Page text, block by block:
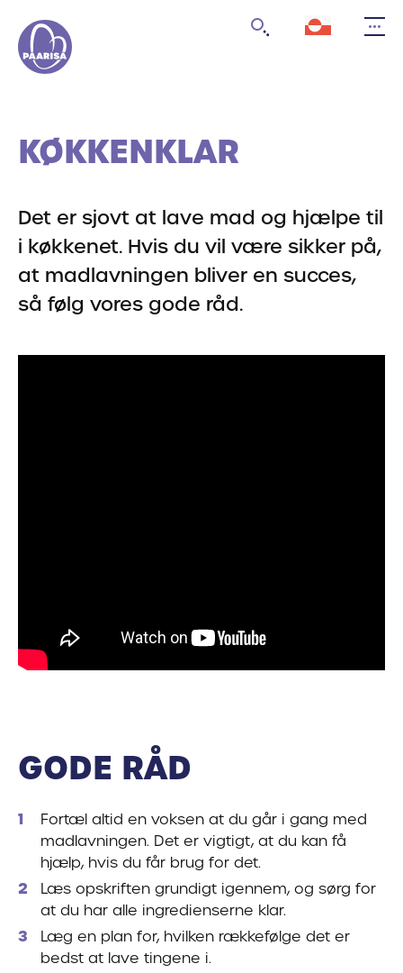
forsiden
KØKKENKLAR
Det er sjovt at lave mad og hjælpe til
i køkkenet. Hvis du vil være sikker på,
at madlavningen bliver en succes,
så følg vores gode råd.
GODE RÅD
Fortæl altid en voksen at du går i gang med
madlavningen. Det er vigtigt, at du kan få
hjælp, hvis du får brug for det.
Læs opskriften grundigt igennem, og sørg for
at du har alle ingredienserne klar.
Læg en plan for, hvilken rækkefølge det er
bedst at lave tingene i.